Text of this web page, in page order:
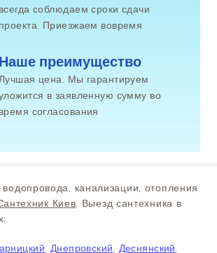
всегда соблюдаем сроки сдачи
проекта. Приезжаем вовремя
Наше преимущество
Лучшая цена. Мы гарантируем
в заявленную сумму во
время согласования
канализации, отопления
Киев . Выезд сантехника в
Днепровский Деснянский